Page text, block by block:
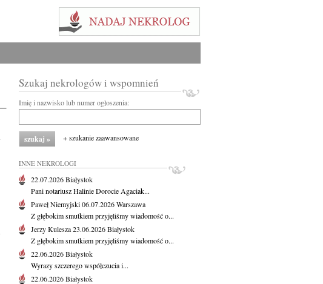
Szukaj nekrologów i wspomnień
Imię i nazwisko lub numer ogłoszenia:
+ szukanie zaawansowane
INNE NEKROLOGI
22.07.2026Białystok
Pani notariusz Halinie Dorocie Agaciak...
Paweł Niemyjski06.07.2026Warszawa
Z głębokim smutkiem przyjęliśmy wiadomość o...
Jerzy Kulesza23.06.2026Białystok
Z głębokim smutkiem przyjęliśmy wiadomość o...
22.06.2026Białystok
Wyrazy szczerego współczucia i...
22.06.2026Białystok